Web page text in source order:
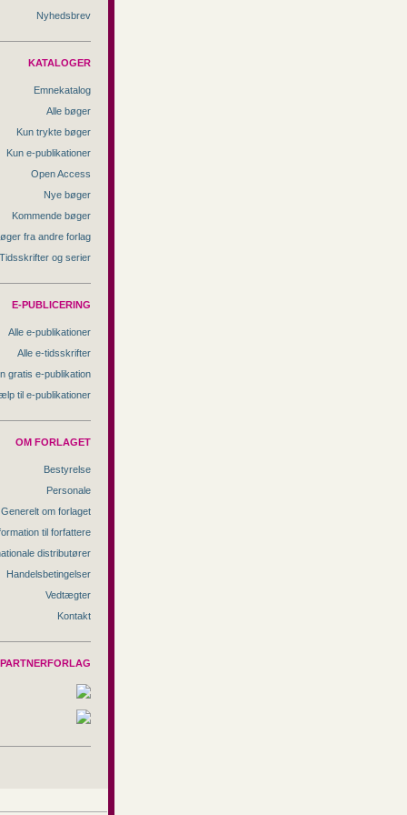
Nyhedsbrev
KATALOGER
Emnekatalog
Alle bøger
Kun trykte bøger
Kun e-publikationer
Open Access
Nye bøger
Kommende bøger
fra andre forlag
Tidsskrifter og serier
E-PUBLICERING
Alle e-publikationer
Alle e-tidsskrifter
gratis e-publikation
til e-publikationer
OM FORLAGET
Bestyrelse
Personale
Generelt om forlaget
til forfattere
distributører
Handelsbetingelser
Vedtægter
Kontakt
PARTNERFORLAG